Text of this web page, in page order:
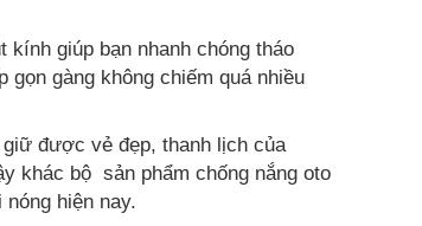
giúp bạn nhanh chóng tháo
gàng không chiếm quá nhiều
được vẻ đẹp, thanh lịch của
khác bộ sản phẩm chống nắng oto
hiện nay.